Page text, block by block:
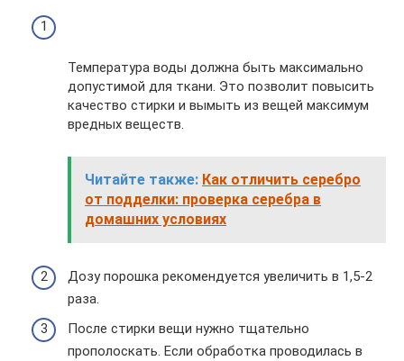
Температура воды должна быть максимально
допустимой для ткани. Это позволит повысить
качество стирки и вымыть из вещей максимум
вредных веществ.
Читайте также: Как отличить серебро
от подделки: проверка серебра в
домашних условиях
Дозу порошка рекомендуется увеличить в 1,5-2
раза.
После стирки вещи нужно тщательно
прополоскать. Если обработка проводилась в